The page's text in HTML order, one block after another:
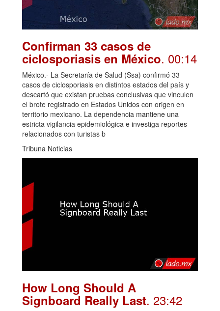
Confirman 33 casos de
ciclosporiasis en México. 00:14
México.- La Secretaría de Salud (Ssa) confirmó 33
casos de ciclosporiasis en distintos estados del país y
descartó que existan pruebas conclusivas que vinculen
el brote registrado en Estados Unidos con origen en
territorio mexicano. La dependencia mantiene una
estricta vigilancia epidemiológica e investiga reportes
relacionados con turistas b
Tribuna Noticias
How Long Should A
Signboard Really Last. 23:42